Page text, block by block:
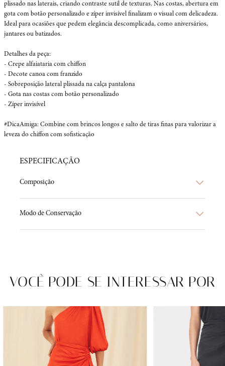
plissado nas laterais, criando contraste sutil de texturas. Nas costas, abertura em
gota com botão personalizado e zíper invisível finalizam o visual com delicadeza.
Ideal para ocasiões que pedem elegância descomplicada, como aniversários,
jantares ou batizados.
Detalhes da peça:
- Crepe alfaiataria com chiffon
- Decote canoa com franzido
- Sobreposição lateral plissada na calça pantalona
- Gota nas costas com botão personalizado
- Zíper invisível
#DicaAmiga: Combine com brincos longos e salto de tiras finas para valorizar a
leveza do chiffon com sofisticação
ESPECIFICAÇÃO
Composição
Modo de Conservação
VOCÊ PODE SE INTERESSAR POR